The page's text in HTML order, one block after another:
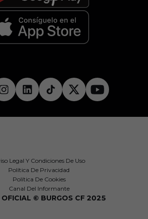
Legal Y Condiciones De Uso
Política De Privacidad
Política De Cookies
Canal Del Informante
OFICIAL © BURGOS CF 2025